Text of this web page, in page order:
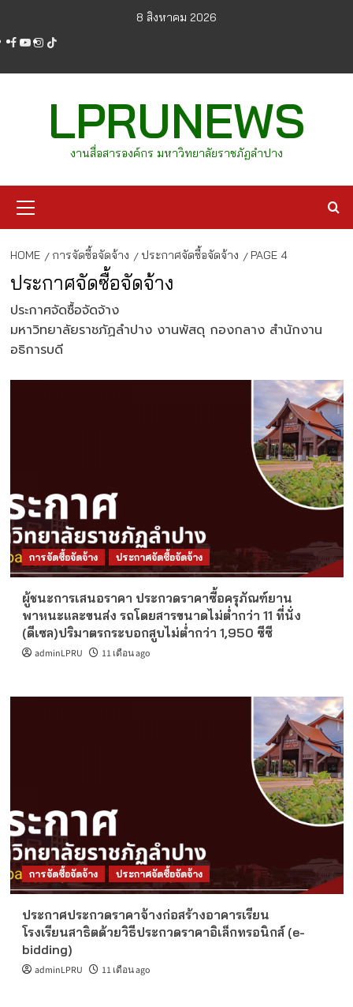
content
8 สิงหาคม 2026
facebook
youtube
instagram
tiktok
LPRUNEWS
งานสื่อสารองค์กร มหาวิทยาลัยราชภัฏลำปาง
Menu
HOME การจัดซื้อจัดจ้าง ประกาศจัดซื้อจัดจ้าง PAGE 4
ประกาศจัดซื้อจัดจ้าง
ประกาศจัดซื้อจัดจ้าง
มหาวิทยาลัยราชภัฏลำปาง งานพัสดุ กองกลาง สำนักงาน
อธิการบดี
การจัดซื้อจัดจ้าง ประกาศจัดซื้อจัดจ้าง
ผู้ชนะการเสนอราคา ประกวดราคาซื้อครุภัณฑ์ยาน
พาหนะและขนส่ง รถโดยสารขนาดไม่ต่ำกว่า 11 ที่นั่ง
(ดีเซล)ปริมาตรกระบอกสูบไม่ต่ำกว่า 1,950 ซีซี
adminLPRU 11 เดือน ago
การจัดซื้อจัดจ้าง ประกาศจัดซื้อจัดจ้าง
ประกาศประกวดราคาจ้างก่อสร้างอาคารเรียน
โรงเรียนสาธิตด้วยวิธีประกวดราคาอิเล็กทรอนิกส์ (e-
bidding)
adminLPRU 11 เดือน ago